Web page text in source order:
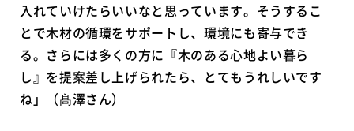
入れていけたらいいなと思っています。そうするこ
とで木材の循環をサポートし、環境にも寄与でき
る。さらには多くの方に『木のある心地よい暮ら
し』を提案差し上げられたら、とてもうれしいです
ね」（髙澤さん）